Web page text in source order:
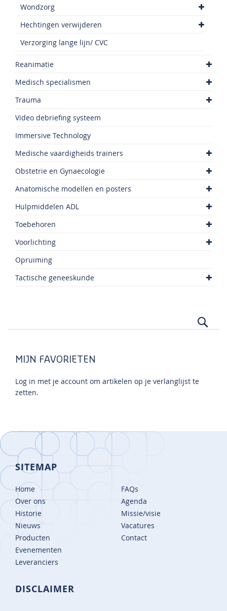
Wondzorg
Hechtingen verwijderen
Verzorging lange lijn/ CVC
Reanimatie
Medisch specialismen
Trauma
Video debriefing systeem
Immersive Technology
Medische vaardigheids trainers
Obstetrie en Gynaecologie
Anatomische modellen en posters
Hulpmiddelen ADL
Toebehoren
Voorlichting
Opruiming
Tactische geneeskunde
MIJN FAVORIETEN
Log in met je account om artikelen op je verlanglijst te
zetten.
SITEMAP
Home
Over ons
Historie
Nieuws
Producten
Evenementen
Leveranciers
FAQs
Agenda
Missie/visie
Vacatures
Contact
DISCLAIMER